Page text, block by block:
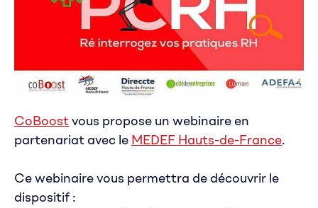
CoBoostvous propose un webinaire en
partenariat avec le MEDEF Hauts-de-France.
Ce webinaire vous permettra de découvrir le
dispositif :